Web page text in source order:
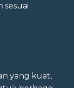
sesuai
yang kuat,